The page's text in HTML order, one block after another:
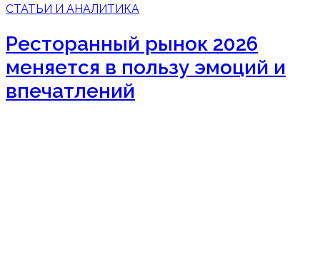
СТАТЬИ И АНАЛИТИКА
Ресторанный рынок 2026
меняется в пользу эмоций и
впечатлений